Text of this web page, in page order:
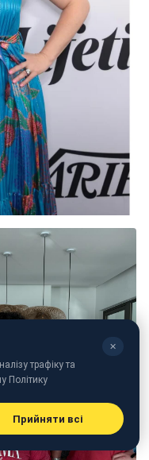
✕
трафіку та
Політику
Прийняти всі